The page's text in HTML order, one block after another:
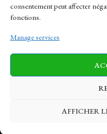
consentement peut affecter
fonctions.
Manage services
AFFICHER
Sitemap
News
Business Tech
© 1997-2026 -